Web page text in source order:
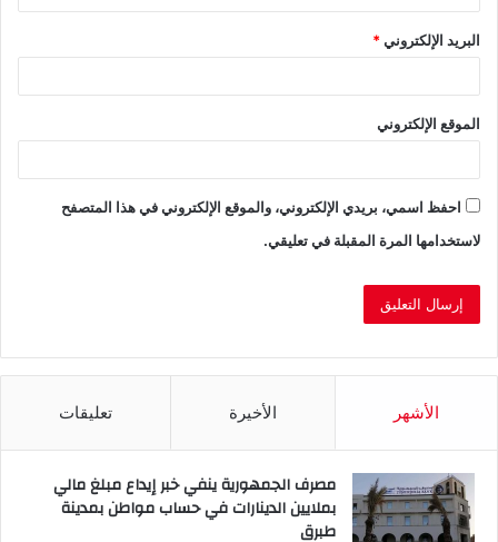
البريد الإلكتروني*
الموقع الإلكتروني
احفظ اسمي، بريدي الإلكتروني، والموقع الإلكتروني في هذا المتصفح
لاستخدامها المرة المقبلة في تعليقي.
الأشهر الأخيرة تعليقات
مصرف الجمهورية ينفي خبر إيداع مبلغ مالي
بملايين الدينارات في حساب مواطن بمدينة
طبرق